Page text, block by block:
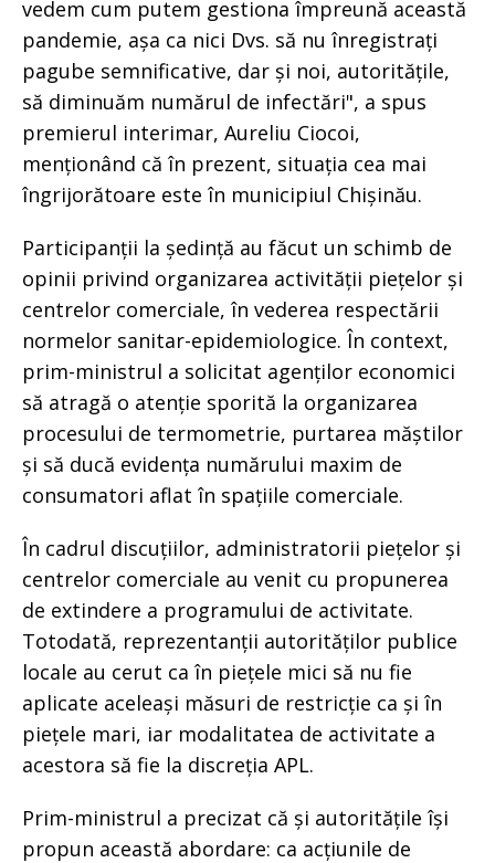
vedem cum putem gestiona împreună această
pandemie, așa ca nici Dvs. să nu înregistrați
pagube semnificative, dar și noi, autoritățile,
să diminuăm numărul de infectări", a spus
premierul interimar, Aureliu Ciocoi,
menționând că în prezent, situația cea mai
îngrijorătoare este în municipiul Chișinău.
Participanții la ședință au făcut un schimb de
opinii privind organizarea activității piețelor și
centrelor comerciale, în vederea respectării
normelor sanitar-epidemiologice. În context,
prim-ministrul a solicitat agenților economici
să atragă o atenție sporită la organizarea
procesului de termometrie, purtarea măștilor
și să ducă evidența numărului maxim de
consumatori aflat în spațiile comerciale.
În cadrul discuțiilor, administratorii piețelor și
centrelor comerciale au venit cu propunerea
de extindere a programului de activitate.
Totodată, reprezentanții autorităților publice
locale au cerut ca în piețele mici să nu fie
aplicate aceleași măsuri de restricție ca și în
piețele mari, iar modalitatea de activitate a
acestora să fie la discreția APL.
Prim-ministrul a precizat că și autoritățile își
propun această abordare: ca acțiunile de